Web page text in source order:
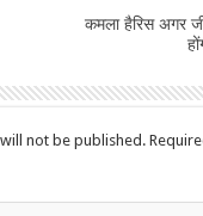
कमला हैरिस अगर
not be published.